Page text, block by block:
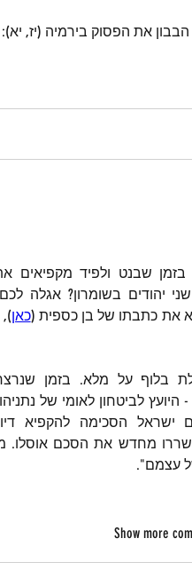
את כתבתו של בן כספית (כאן
עצמם".
Show more